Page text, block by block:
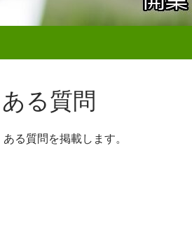
る質問
る質問を掲載します。